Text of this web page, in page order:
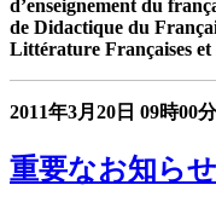
d’enseignement du
de Didactique du
Littérature Françaises et
2011年3月20日 09時00分
重要なお知らせ